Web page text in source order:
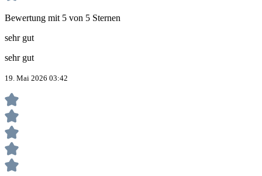
Bewertung mit 5 von 5 Sternen
sehr gut
sehr gut
19. Mai 2026 03:42